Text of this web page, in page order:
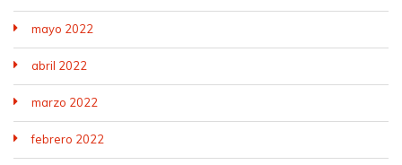
mayo 2022
abril 2022
marzo 2022
febrero 2022